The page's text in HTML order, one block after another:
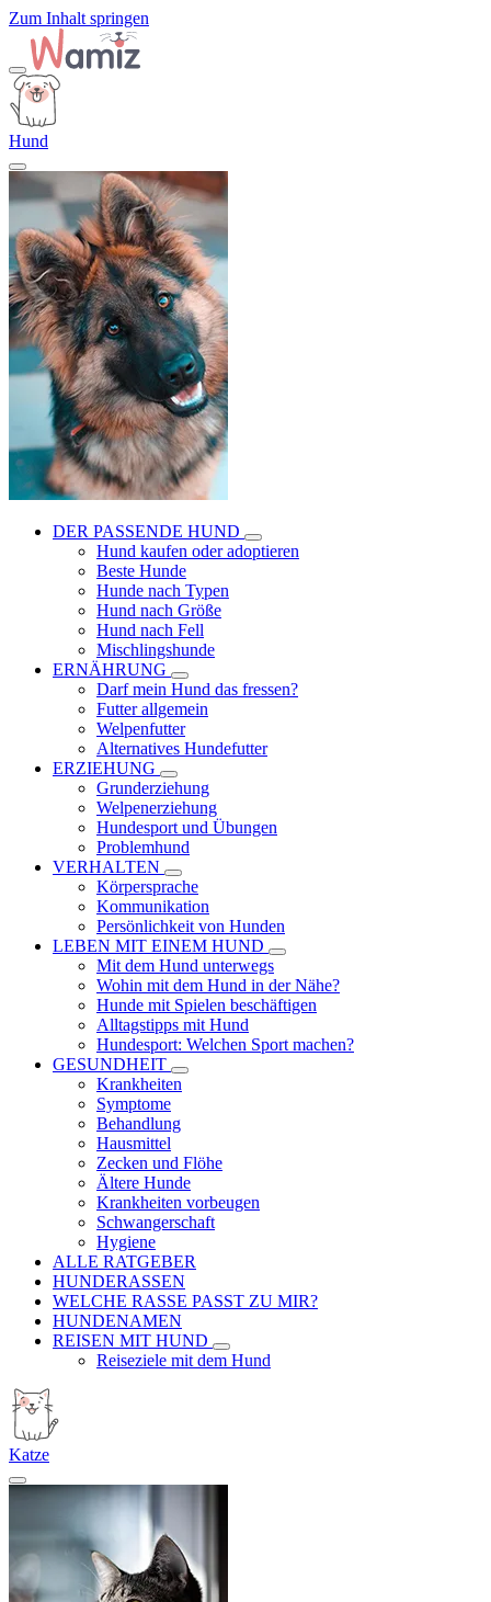
Zum Inhalt springen
Hund
DER PASSENDE HUND
Hund kaufen oder adoptieren
Beste Hunde
Hunde nach Typen
Hund nach Größe
Hund nach Fell
Mischlingshunde
ERNÄHRUNG
Darf mein Hund das fressen?
Futter allgemein
Welpenfutter
Alternatives Hundefutter
ERZIEHUNG
Grunderziehung
Welpenerziehung
Hundesport und Übungen
Problemhund
VERHALTEN
Körpersprache
Kommunikation
Persönlichkeit von Hunden
LEBEN MIT EINEM HUND
Mit dem Hund unterwegs
Wohin mit dem Hund in der Nähe?
Hunde mit Spielen beschäftigen
Alltagstipps mit Hund
Hundesport: Welchen Sport machen?
GESUNDHEIT
Krankheiten
Symptome
Behandlung
Hausmittel
Zecken und Flöhe
Ältere Hunde
Krankheiten vorbeugen
Schwangerschaft
Hygiene
ALLE RATGEBER
HUNDERASSEN
WELCHE RASSE PASST ZU MIR?
HUNDENAMEN
REISEN MIT HUND
Reiseziele mit dem Hund
Katze